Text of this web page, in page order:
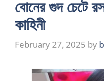
বোনের গুদ চেটে
কাহিনী
February 27, 2025 by